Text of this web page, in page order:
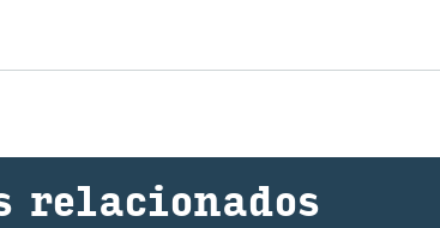
re­la­cio­na­dos